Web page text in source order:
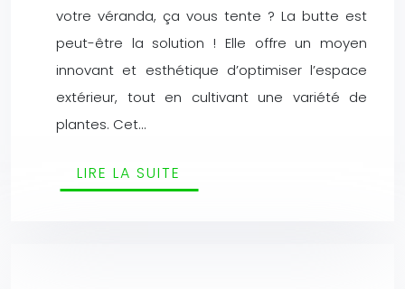
votre véranda, ça vous tente ? La butte est
peut-être la solution ! Elle offre un moyen
innovant et esthétique d’optimiser l’espace
extérieur, tout en cultivant une variété de
plantes. Cet…
LIRE LA SUITE